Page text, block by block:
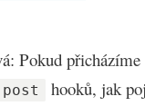
Pokud přicházíme
post
hooků, jak